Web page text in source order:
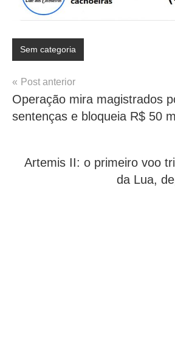
Sem categoria
Navegação
de
Post
Post anterior
Operação mira magistrados
sentenças e bloqueia R$ 50
Artemis II: o primeiro voo
da Lua,